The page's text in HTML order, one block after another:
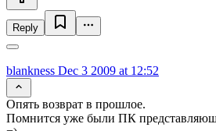
Reply
blankness Dec 3 2009 at 12:52
Опять возврат в прошлое.
Помнится уже были ПК